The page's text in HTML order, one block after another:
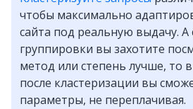
чтобы максимально
сайта под реальную выдачу. А
группировки вы захотите
метод или степень лучше, то
после кластеризации вы
параметры, не переплачивая.